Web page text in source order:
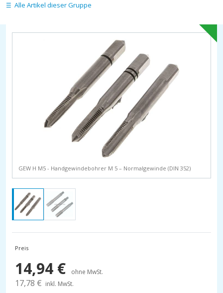
Alle Artikel dieser Gruppe
GEW H M5 - Handgewindebohrer M 5 – Normalgewinde (DIN 352)
Preis
14,94 € ohne MwSt.
17,78 € inkl. MwSt.